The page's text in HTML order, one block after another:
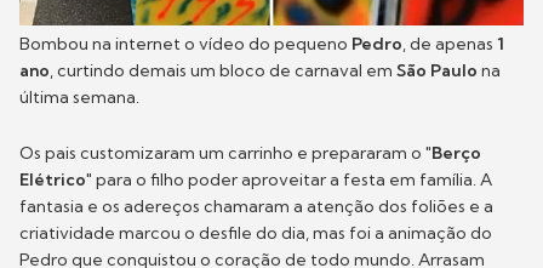
Bombou na internet o vídeo do pequeno Pedro, de apenas 1
ano, curtindo demais um bloco de carnaval em São Paulo na
última semana.
Os pais customizaram um carrinho e prepararam o "Berço
Elétrico" para o filho poder aproveitar a festa em família. A
fantasia e os adereços chamaram a atenção dos foliões e a
criatividade marcou o desfile do dia, mas foi a animação do
Pedro que conquistou o coração de todo mundo. Arrasam